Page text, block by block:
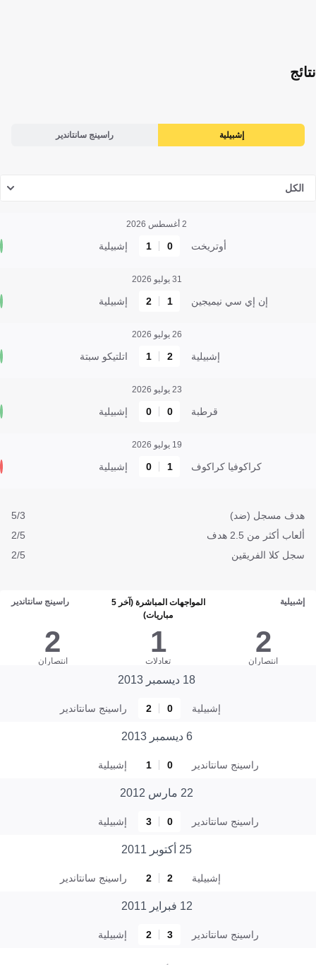
نتائج
إشبيلية راسينج سانتاندير
الكل
2 أغسطس 2026
أوتريخت 0
1 إشبيلية
31 يوليو 2026
إن إي سي نيميجين 1
2 إشبيلية
26 يوليو 2026
إشبيلية 2
1 اتلتيكو سبتة
23 يوليو 2026
قرطبة 0
0 إشبيلية
19 يوليو 2026
كراكوفيا كراكوف 1
0 إشبيلية
هدف مسجل (ضد)
5/3
ألعاب أكثر من 2.5 هدف
2/5
سجل كلا الفريقين
2/5
إشبيلية
المواجهات المباشرة (آخر 5
مباريات)
راسينج سانتاندير
2
انتصاران
1
تعادلات
2
انتصاران
18 ديسمبر 2013
إشبيلية 0
2 راسينج سانتاندير
6 ديسمبر 2013
راسينج سانتاندير 0
1 إشبيلية
22 مارس 2012
راسينج سانتاندير 0
3 إشبيلية
25 أكتوبر 2011
إشبيلية 2
2 راسينج سانتاندير
12 فبراير 2011
راسينج سانتاندير 3
2 إشبيلية